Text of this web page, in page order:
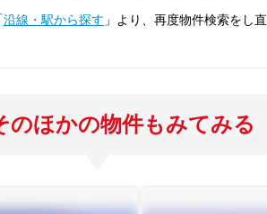
沿線・駅から探す 」 より、再度物件検索をし
のほかの物件もみてみる